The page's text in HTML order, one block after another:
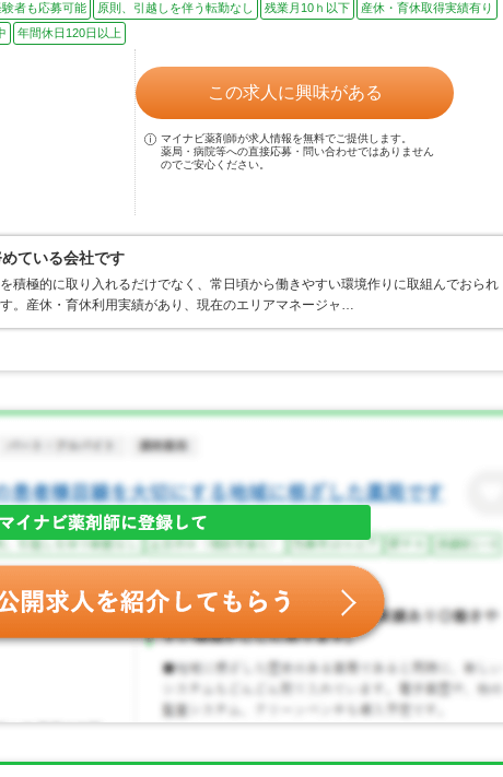
験者も応募可能 原則、引越しを伴う転勤なし 残業月10ｈ以下
産休・育休取得実績有り
年間休日120日以上
この求人に興味がある
マイナビ薬剤師が求人情報を無料でご提供します。
薬局・病院等への直接応募・問い合わせではありません
のでご安心ください。
ている会社です
積極的に取り入れるだけでなく、常日頃から働きやすい環境作りに取組んでおられ
。産休・育休利用実績があり、現在のエリアマネージャ…